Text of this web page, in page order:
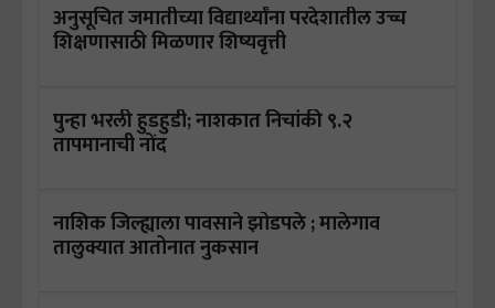
अनुसूचित जमातीच्या विद्यार्थ्यांना परदेशातील उच्च
शिक्षणासाठी मिळणार शिष्यवृत्ती
पुन्हा भरली हुडहुडी; नाशकात निचांकी ९.२
तापमानाची नोंद
नाशिक जिल्ह्याला पावसाने झोडपले ; मालेगाव
तालुक्यात आतोनात नुकसान